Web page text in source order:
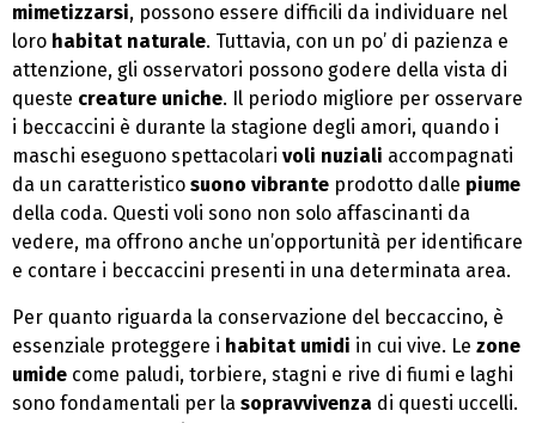
mimetizzarsi, possono essere difficili da individuare nel
loro habitat naturale. Tuttavia, con un po’ di pazienza e
attenzione, gli osservatori possono godere della vista di
queste creature uniche. Il periodo migliore per osservare
i beccaccini è durante la stagione degli amori, quando i
maschi eseguono spettacolari voli nuziali accompagnati
da un caratteristico suono vibrante prodotto dalle piume
della coda. Questi voli sono non solo affascinanti da
vedere, ma offrono anche un’opportunità per identificare
e contare i beccaccini presenti in una determinata area.
Per quanto riguarda la conservazione del beccaccino, è
essenziale proteggere i habitat umidi in cui vive. Le zone
umide come paludi, torbiere, stagni e rive di fiumi e laghi
sono fondamentali per la sopravvivenza di questi uccelli.